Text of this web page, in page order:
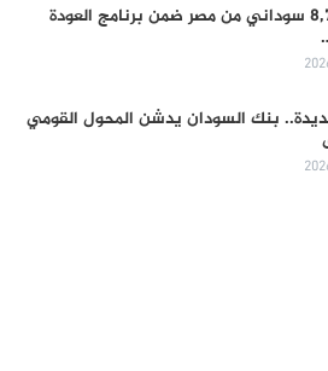
تفويج 8,700 سوداني من مصر ضمن برنامج العودة
بنك السودان يدشن المحول القومي